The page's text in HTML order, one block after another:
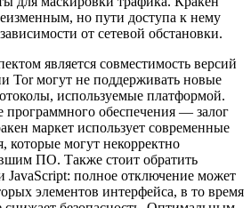
но пути доступа к нему
от сетевой обстановки.
является совместимость версий
Tor могут не поддерживать новые
используемые платформой.
программного обеспечения — залог
маркет использует современные
которые могут некорректно
ПО. Также стоит обратить
JavaScript: полное отключение может
элементов интерфейса, в то время